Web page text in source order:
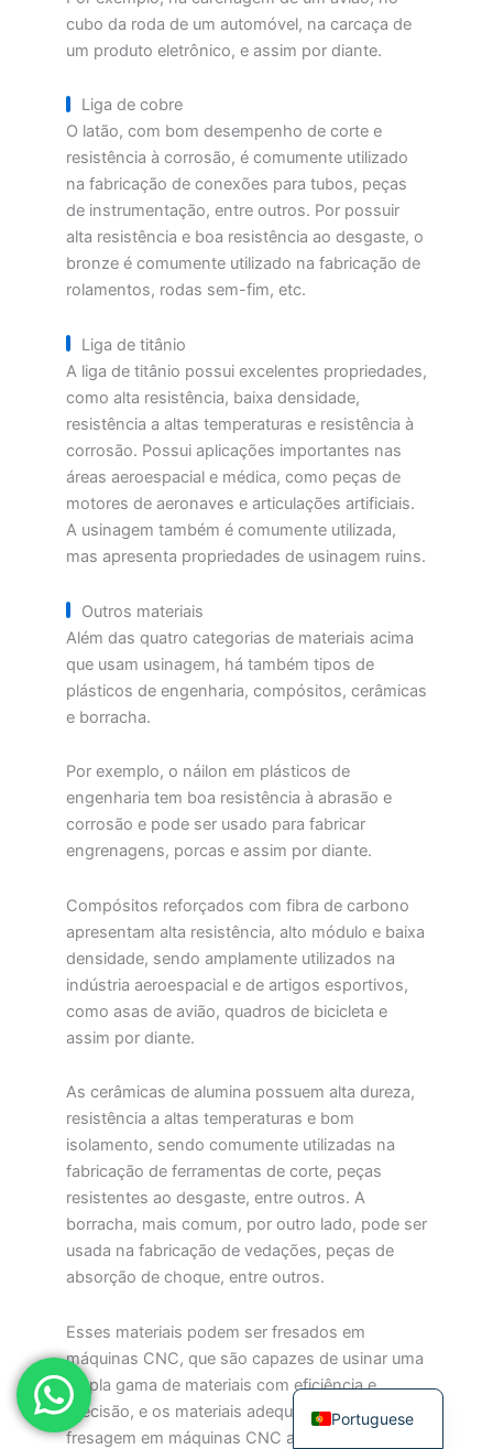
cubo da roda de um automóvel, na carcaça de
um produto eletrônico, e assim por diante.
Liga de cobre
O latão, com bom desempenho de corte e
resistência à corrosão, é comumente utilizado
na fabricação de conexões para tubos, peças
de instrumentação, entre outros. Por possuir
alta resistência e boa resistência ao desgaste, o
bronze é comumente utilizado na fabricação de
rolamentos, rodas sem-fim, etc.
Liga de titânio
A liga de titânio possui excelentes propriedades,
como alta resistência, baixa densidade,
resistência a altas temperaturas e resistência à
corrosão. Possui aplicações importantes nas
áreas aeroespacial e médica, como peças de
motores de aeronaves e articulações artificiais.
A usinagem também é comumente utilizada,
mas apresenta propriedades de usinagem ruins.
Outros materiais
Além das quatro categorias de materiais acima
que usam usinagem, há também tipos de
plásticos de engenharia, compósitos, cerâmicas
e borracha.
Por exemplo, o náilon em plásticos de
engenharia tem boa resistência à abrasão e
corrosão e pode ser usado para fabricar
engrenagens, porcas e assim por diante.
Compósitos reforçados com fibra de carbono
apresentam alta resistência, alto módulo e baixa
densidade, sendo amplamente utilizados na
indústria aeroespacial e de artigos esportivos,
como asas de avião, quadros de bicicleta e
assim por diante.
As cerâmicas de alumina possuem alta dureza,
resistência a altas temperaturas e bom
isolamento, sendo comumente utilizadas na
fabricação de ferramentas de corte, peças
resistentes ao desgaste, entre outros. A
borracha, mais comum, por outro lado, pode ser
usada na fabricação de vedações, peças de
absorção de choque, entre outros.
Esses materiais podem ser fresados em
máquinas CNC, que são capazes de usinar uma
ampla gama de materiais com eficiência e
precisão, e os materiais adequados para
fresagem em máquinas CNC abrangem uma
Portuguese
English
French
German
Indonesian
Italian
Korean
Spanish
Japanese